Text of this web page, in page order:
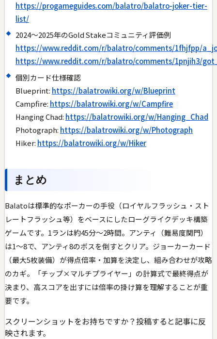
https://progameguides.com/balatro/balatro-joker-tier-
list/
2024〜2025年のGold Stakeコミュニティ評価例
https://www.reddit.com/r/balatro/comments/1fhjfpp/
https://www.reddit.com/r/balatro/comments/1pnjih3/
個別カード仕様確認
Blueprint: https://balatrowiki.org/w/Blueprint
Campfire: https://balatrowiki.org/w/Campfire
Hanging Chad: https://balatrowiki.org/w/Hanging_Chad
Photograph: https://balatrowiki.org/w/Photograph
Hiker: https://balatrowiki.org/w/Hiker
まとめ
Balatoは標準的なポーカーの手役（ロイヤルフラッシュ・スト
レートフラッシュ等）をベースにしたローグライクデッキ構築
ゲームです。1ランは約45分〜2時間。アンティ（難易度関門）
は1〜8で、アンティ8のボスを倒すとクリア。ジョーカーカード
（最大5枚装備）が得点倍率・加算を決定し、組み合わせが攻略
のカギ。「チップ×マルチプライヤー」の計算式で最終得点が
決まり、高スコアを出すには倍率の掛け算を理解することが重
要です。
スクリーンショットをお持ちですか？投稿すると記事に反
映されます。